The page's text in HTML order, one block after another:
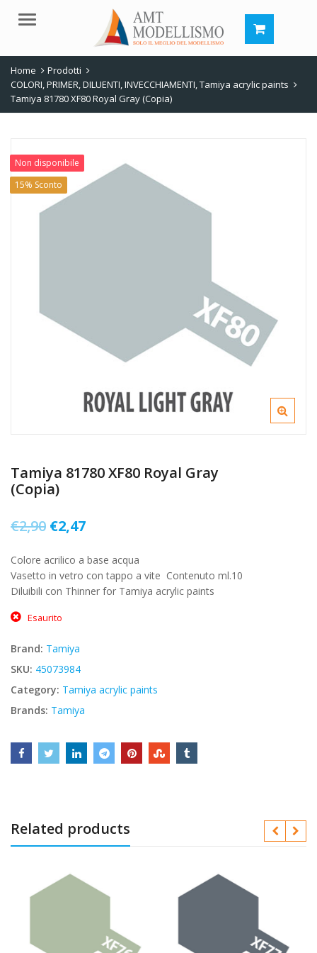
Menu
Home
Prodotti
COLORI, PRIMER, DILUENTI, INVECCHIAMENTI,Tamiya acrylic paints
Tamiya 81780 XF80 Royal Gray (Copia)
Non disponibile
15% Sconto
Tamiya 81780 XF80 Royal Gray
(Copia)
€2,90 Il
originale
era:
€2,90.
€2,47Il
attuale
è:
Colore acrilico a base acqua
Vasetto in vetro con tappo a vite  Contenuto ml.10
Diluibili con Thinner for Tamiya acrylic paints
Esaurito
Brand: Tamiya
SKU: 45073984
Category: Tamiya acrylic paints
Brands: Tamiya
Related products